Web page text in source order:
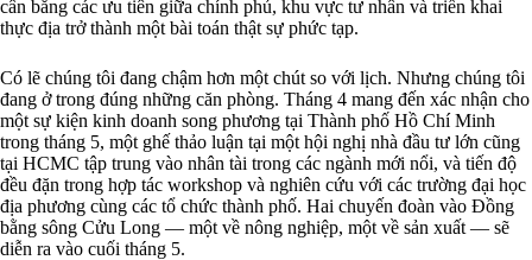
cân bằng các ưu tiên giữa chính phủ, khu vực tư nhân và triển khai
thực địa trở thành một bài toán thật sự phức tạp.
Có lẽ chúng tôi đang chậm hơn một chút so với lịch. Nhưng chúng tôi
đang ở trong đúng những căn phòng. Tháng 4 mang đến xác nhận cho
một sự kiện kinh doanh song phương tại Thành phố Hồ Chí Minh
trong tháng 5, một ghế thảo luận tại một hội nghị nhà đầu tư lớn cũng
tại HCMC tập trung vào nhân tài trong các ngành mới nổi, và tiến độ
đều đặn trong hợp tác workshop và nghiên cứu với các trường đại học
địa phương cùng các tổ chức thành phố. Hai chuyến đoàn vào Đồng
bằng sông Cửu Long — một về nông nghiệp, một về sản xuất — sẽ
diễn ra vào cuối tháng 5.